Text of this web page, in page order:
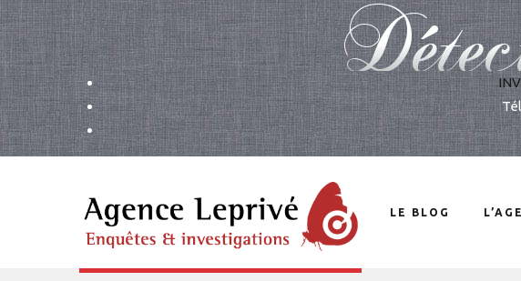
LE BLOG